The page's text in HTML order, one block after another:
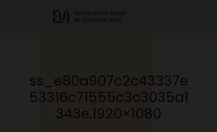
ss_e80a907c2c43337e
53316c71555c3c3035a1
343e.1920×1080